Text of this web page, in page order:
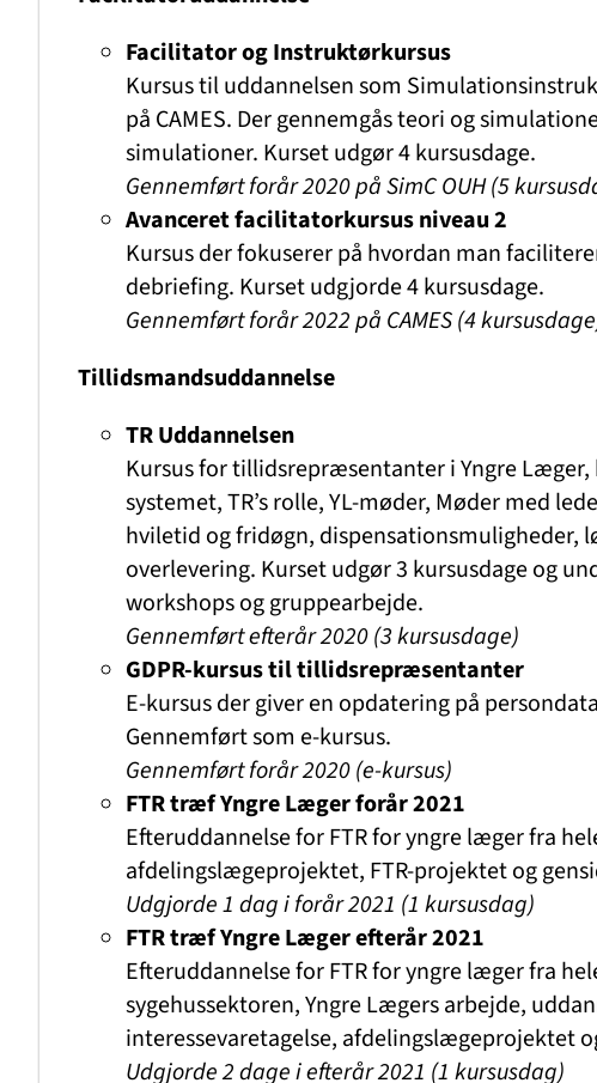
Facilitator og Instruktørkursus
Kursus til uddannelsen som
på CAMES. Der gennemgås teori og
simulationer. Kurset udgør 4 kursusdage.
Gennemført forår 2020 på SimC OUH(5
Avanceret facilitatorkursusniveau 2
Kursus der fokuserer på hvordan man
debriefing. Kurset udgjorde 4 kursusdage.
Gennemført forår 2022 på CAMES(4
Tillidsmandsuddannelse
TR Uddannelsen
Kursus for tillidsrepræsentanter i Yngre
systemet, TR’s rolle, YL-møder, Møder med
hviletid og fridøgn,
overlevering. Kurset udgør 3 kursusdage og
workshops og gruppearbejde.
Gennemført efterår 2020(3 kursusdage)
GDPR-kursus til tillidsrepræsentanter
E-kursus der giver en opdatering på
Gennemført som e-kursus.
Gennemført forår 2020 (e-kursus)
FTR træf Yngre Læger forår 2021
Efteruddannelse for FTR for yngre læger fra
afdelingslægeprojektet, FTR-projektet og
Udgjorde 1 dagi forår 2021 (1 kursusdag)
FTR træf Yngre Læger efterår 2021
Efteruddannelse for FTR for yngre læger fra
sygehussektoren, Yngre Lægers arbejde,
interessevaretagelse, afdelingslægeprojektet
Udgjorde 2 dagei efterår 2021 (1 kursusdag)